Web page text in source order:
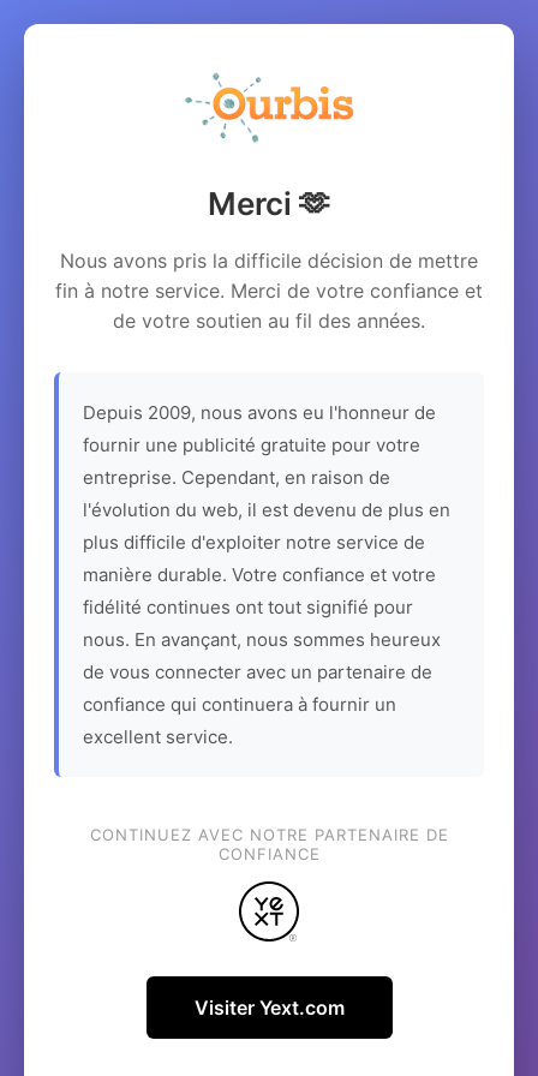
Merci 🫶
Nous avons pris la difficile décision de mettre
fin à notre service. Merci de votre confiance et
de votre soutien au fil des années.
Depuis 2009, nous avons eu l'honneur de
fournir une publicité gratuite pour votre
entreprise. Cependant, en raison de
l'évolution du web, il est devenu de plus en
plus difficile d'exploiter notre service de
manière durable. Votre confiance et votre
fidélité continues ont tout signifié pour
nous. En avançant, nous sommes heureux
de vous connecter avec un partenaire de
confiance qui continuera à fournir un
excellent service.
CONTINUEZ AVEC NOTRE PARTENAIRE DE
CONFIANCE
Visiter Yext.com